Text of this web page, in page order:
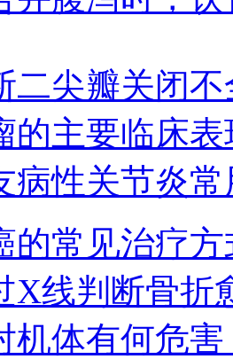
二尖瓣关闭不
的主要临床
病性关节炎
的常见治疗
X线判断骨折
机体有何危害